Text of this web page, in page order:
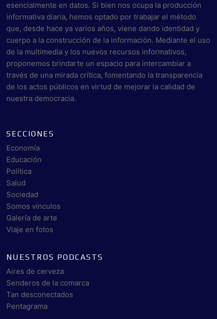
esencialmente en datos. Si bien nos ocupa la producción
informativa diaria, hemos optado por trabajar el método
que, desde hace ya varios años, viene dando identidad y
cuerpo a la construcción de la información. Mediante el uso
de la multimedia y los nuevos recursos informativos,
proponemos brindarte un espacio para intercambiar a
través de una mirada crítica, fomentando la transparencia
de los actos públicos en virtud de mejorar la calidad de
nuestra democracia.
SECCIONES
Economía
Educación
Política
Salud
Sociedad
Somos vínculos
Galería de arte
Viaje en fotos
NUESTROS PODCASTS
Aires de cerveza
Senderos de la comarca
Tan desconectados
Pentagrama